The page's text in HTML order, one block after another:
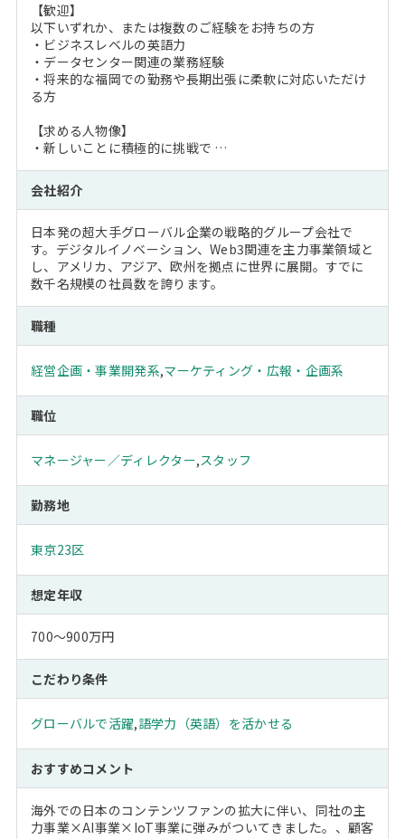
【歓迎】
以下いずれか、または複数のご経験をお持ちの方
・ビジネスレベルの英語力
・データセンター関連の業務経験
・将来的な福岡での勤務や長期出張に柔軟に対応いただけ
る方
【求める人物像】
・新しいことに積極的に挑戦で …
会社紹介
日本発の超大手グローバル企業の戦略的グループ会社で
す。デジタルイノベーション、Web3関連を主力事業領域と
し、アメリカ、アジア、欧州を拠点に世界に展開。すでに
数千名規模の社員数を誇ります。
職種
経営企画・事業開発系,マーケティング・広報・企画系
職位
マネージャー／ディレクター,スタッフ
勤務地
東京23区
想定年収
700～900万円
こだわり条件
グローバルで活躍,語学力（英語）を活かせる
おすすめコメント
海外での日本のコンテンツファンの拡大に伴い、同社の主
力事業×AI事業×IoT事業に弾みがついてきました。、顧客